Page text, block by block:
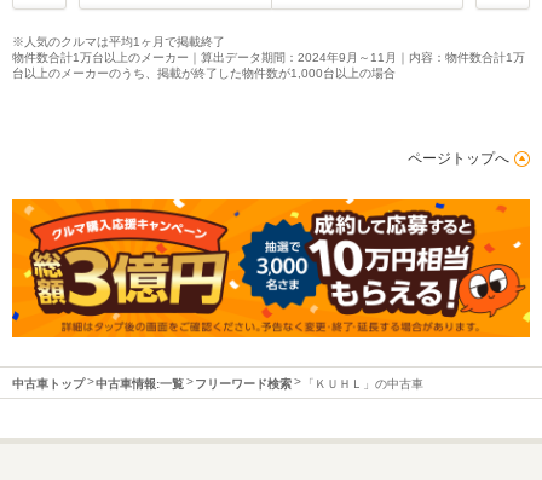
※人気のクルマは平均1ヶ月で掲載終了
物件数合計1万台以上のメーカー｜算出データ期間：2024年9月～11月｜内容：物件数合計1万
台以上のメーカーのうち、掲載が終了した物件数が1,000台以上の場合
ページトップへ
中古車トップ 中古車情報:一覧 フリーワード検索 「ＫＵＨＬ」の中古車